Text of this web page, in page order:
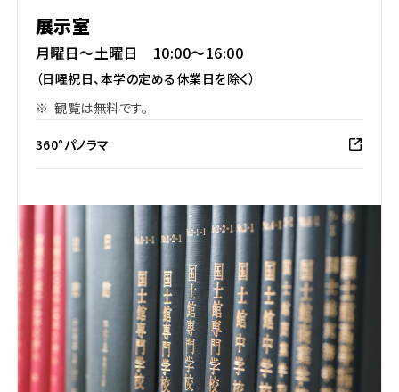
展示室
月曜日〜土曜日 10:00〜16:00
（日曜祝日、本学の定める休業日を除く）
※ 観覧は無料です。
360°パノラマ